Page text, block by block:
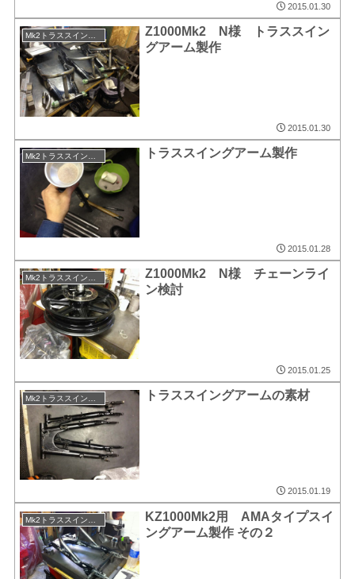
2015.01.30
Z1000Mk2 N様 トラススイン
グアーム製作
2015.01.30
Mk2トラススイングアーム トラススイングアーム製作
2015.01.28
Z1000Mk2 N様 チェーンライ
ン検討
2015.01.25
Mk2トラススイングアーム トラススイングアームの素材
2015.01.19
KZ1000Mk2用 AMAタイプスイ
ングアーム製作 その２